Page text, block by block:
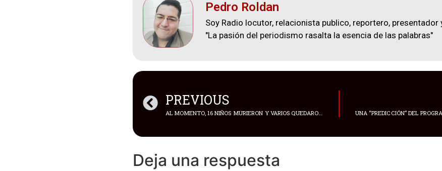
Pedro Roldan
Soy Radio locutor, relacionista publico, reportero,
"La pasión del periodismo rasalta la esencia de las palabras"
PREVIOUS
AL MOMENTO, 16 NIÑOS MURIERON Y VARIOS QUEDARON ATRAPADOS TRAS EL COLAPSO PARCIAL DE UNA ESCUELA EN PLATEAU, CENTRO DE NIGERIA
Deja una respuesta